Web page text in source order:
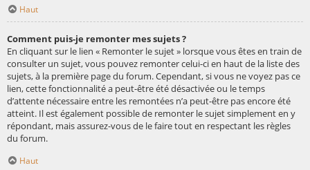
Haut
Comment puis-je remonter mes sujets ?
En cliquant sur le lien « Remonter le sujet » lorsque vous êtes en train de
consulter un sujet, vous pouvez remonter celui-ci en haut de la liste des
sujets, à la première page du forum. Cependant, si vous ne voyez pas ce
lien, cette fonctionnalité a peut-être été désactivée ou le temps
d’attente nécessaire entre les remontées n’a peut-être pas encore été
atteint. Il est également possible de remonter le sujet simplement en y
répondant, mais assurez-vous de le faire tout en respectant les règles
du forum.
Haut